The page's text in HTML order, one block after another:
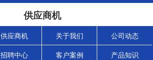
供应商机
供应商机 关于我们 公司动态
招聘中心 客户案例 产品知识